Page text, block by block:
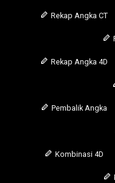
Rekap Angka CT
Rekap Angka 4D
Pembalik Angka
Kombinasi 4D